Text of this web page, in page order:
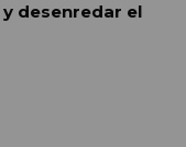
desenredar el